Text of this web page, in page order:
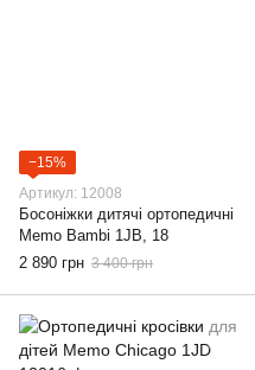
−15%
Артикул: 12008
Босоніжки дитячі ортопедичні
Memo Bambi 1JB, 18
2 890 грн 3 400 грн